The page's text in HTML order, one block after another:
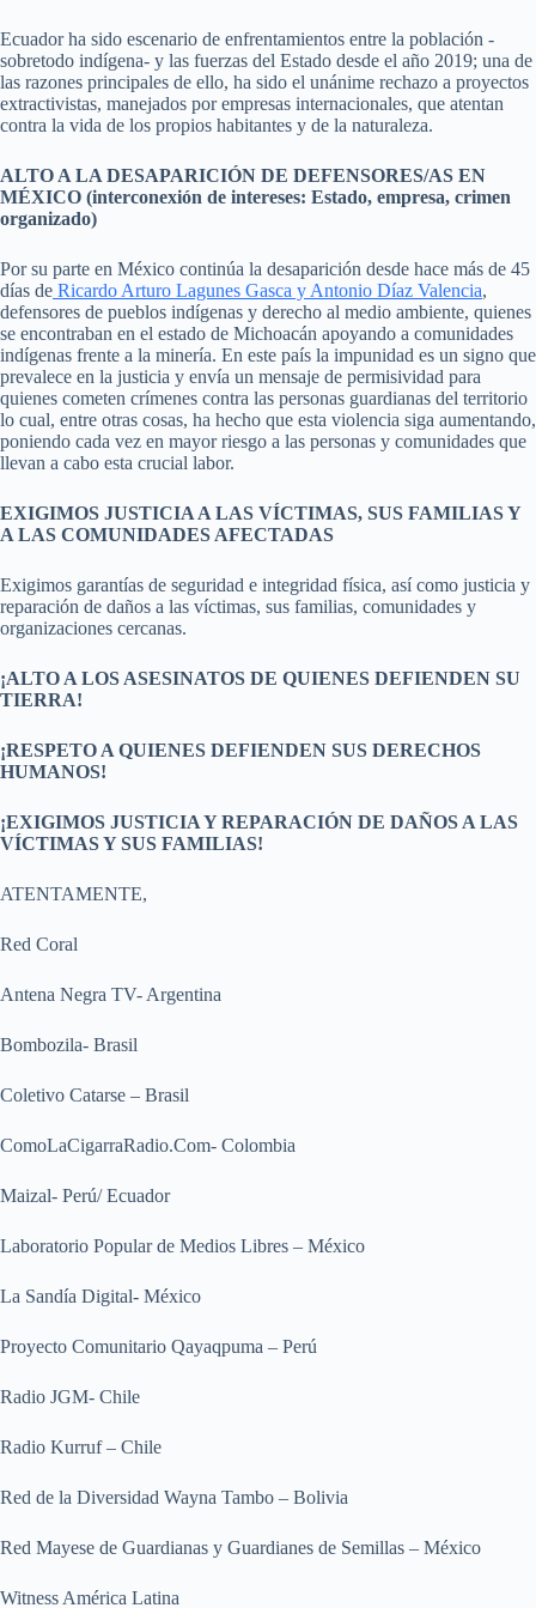
Ecuador ha sido escenario de enfrentamientos entre la población -
sobretodo indígena- y las fuerzas del Estado desde el año 2019; una de
las razones principales de ello, ha sido el unánime rechazo a proyectos
extractivistas, manejados por empresas internacionales, que atentan
contra la vida de los propios habitantes y de la naturaleza.
ALTO A LA DESAPARICIÓN DE DEFENSORES/AS EN
MÉXICO (interconexión de intereses: Estado, empresa, crimen
organizado)
Por su parte en México continúa la desaparición desde hace más de 45
días de Ricardo Arturo Lagunes Gasca y Antonio Díaz Valencia,
defensores de pueblos indígenas y derecho al medio ambiente, quienes
se encontraban en el estado de Michoacán apoyando a comunidades
indígenas frente a la minería. En este país la impunidad es un signo que
prevalece en la justicia y envía un mensaje de permisividad para
quienes cometen crímenes contra las personas guardianas del territorio
lo cual, entre otras cosas, ha hecho que esta violencia siga aumentando,
poniendo cada vez en mayor riesgo a las personas y comunidades que
llevan a cabo esta crucial labor.
EXIGIMOS JUSTICIA A LAS VÍCTIMAS, SUS FAMILIAS Y
A LAS COMUNIDADES AFECTADAS
Exigimos garantías de seguridad e integridad física, así como justicia y
reparación de daños a las víctimas, sus familias, comunidades y
organizaciones cercanas.
¡ALTO A LOS ASESINATOS DE QUIENES DEFIENDEN SU
TIERRA!
¡RESPETO A QUIENES DEFIENDEN SUS DERECHOS
HUMANOS!
¡EXIGIMOS JUSTICIA Y REPARACIÓN DE DAÑOS A LAS
VÍCTIMAS Y SUS FAMILIAS!
ATENTAMENTE,
Red Coral
Antena Negra TV- Argentina
Bombozila- Brasil
Coletivo Catarse – Brasil
ComoLaCigarraRadio.Com- Colombia
Maizal- Perú/ Ecuador
Laboratorio Popular de Medios Libres – México
La Sandía Digital- México
Proyecto Comunitario Qayaqpuma – Perú
Radio JGM- Chile
Radio Kurruf – Chile
Red de la Diversidad Wayna Tambo – Bolivia
Red Mayese de Guardianas y Guardianes de Semillas – México
Witness América Latina